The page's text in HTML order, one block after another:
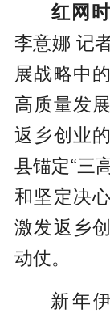
红网
李意娜 记
展战略中
高质量发
返乡创业
县锚定“三
和坚定决
激发返乡
动仗。
新年